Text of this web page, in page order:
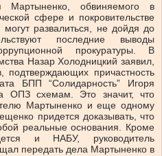
Мартыненко, обвиняемого в
сфере и покровительстве
развалиться, не дойдя до
последние выводы
прокуратуры. В
Назар Холодницкий заявил,
подтверждающих причастность
БПП “Солидарность” Игоря
ОПЗ схемам. Это значит, что
Мартыненко и еще одному
придется доказывать, что
реальные основания. Кроме
и НАБУ, руководитель
передать дела Мартыненко в